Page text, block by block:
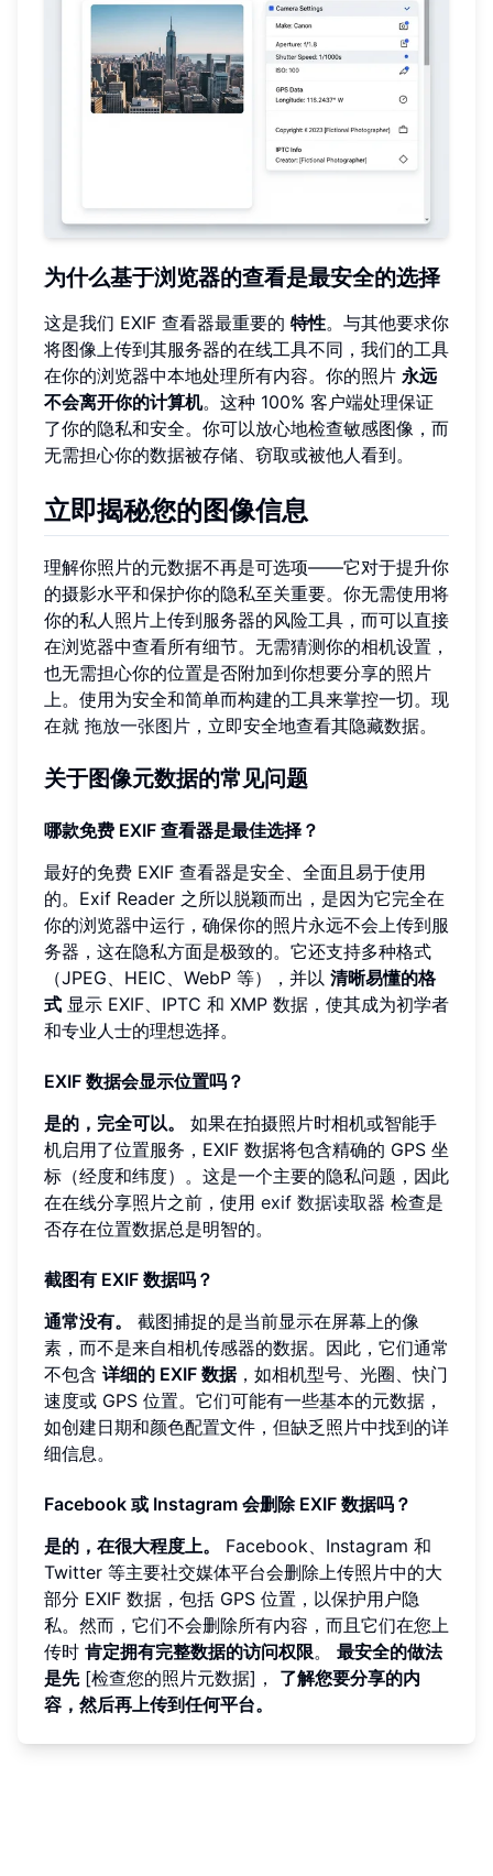
为什么基于浏览器的查看是最安全的选择
这是我们 EXIF 查看器最重要的 特性。与其他要求你
将图像上传到其服务器的在线工具不同，我们的工具
在你的浏览器中本地处理所有内容。你的照片 永远
不会离开你的计算机。这种 100% 客户端处理保证
了你的隐私和安全。你可以放心地检查敏感图像，而
无需担心你的数据被存储、窃取或被他人看到。
立即揭秘您的图像信息
理解你照片的元数据不再是可选项——它对于提升你
的摄影水平和保护你的隐私至关重要。你无需使用将
你的私人照片上传到服务器的风险工具，而可以直接
在浏览器中查看所有细节。无需猜测你的相机设置，
也无需担心你的位置是否附加到你想要分享的照片
上。使用为安全和简单而构建的工具来掌控一切。现
在就 拖放一张图片 ，立即安全地查看其隐藏数据。
关于图像元数据的常见问题
哪款免费 EXIF 查看器是最佳选择？
最好的免费 EXIF 查看器是安全、全面且易于使用
的。Exif Reader 之所以脱颖而出，是因为它完全在
你的浏览器中运行，确保你的照片永远不会上传到服
务器，这在隐私方面是极致的。它还支持多种格式
（JPEG、HEIC、WebP 等），并以 清晰易懂的格
式 显示 EXIF、IPTC 和 XMP 数据，使其成为初学者
和专业人士的理想选择。
EXIF 数据会显示位置吗？
是的，完全可以。
如果在拍摄照片时相机或智能手
机启用了位置服务，EXIF 数据将包含精确的 GPS 坐
标（经度和纬度）。这是一个主要的隐私问题，因此
在在线分享照片之前，使用 exif 数据读取器 检查是
否存在位置数据总是明智的。
截图有 EXIF 数据吗？
通常没有。
截图捕捉的是当前显示在屏幕上的像
素，而不是来自相机传感器的数据。因此，它们通常
不包含 详细的 EXIF 数据，如相机型号、光圈、快门
速度或 GPS 位置。它们可能有一些基本的元数据，
如创建日期和颜色配置文件，但缺乏照片中找到的详
细信息。
Facebook 或 Instagram 会删除 EXIF 数据吗？
是的，在很大程度上。
Facebook、Instagram 和
Twitter 等主要社交媒体平台会删除上传照片中的大
部分 EXIF 数据，包括 GPS 位置，以保护用户隐
私。然而，它们不会删除所有内容，而且它们在您上
传时 肯定拥有完整数据的访问权限。 最安全的做法
是先[检查您的照片元数据]， 了解您要分享的内
容，然后再上传到任何平台。